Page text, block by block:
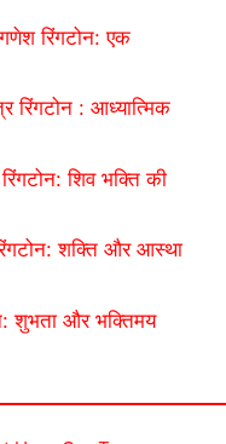
रिंगटोन: एक
: आध्यात्मिक
शिव भक्ति की
शक्ति और आस्था
शुभता और भक्तिमय